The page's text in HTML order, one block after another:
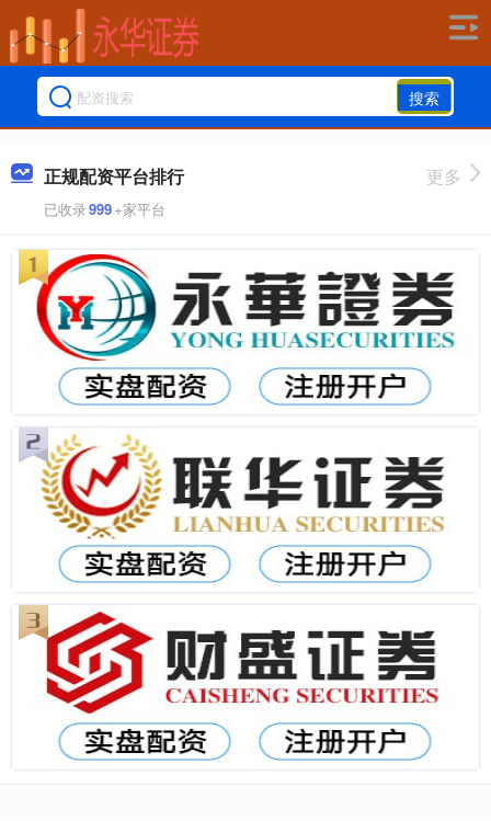
搜索
正规配资平台排行
已收录999+家平台
更多